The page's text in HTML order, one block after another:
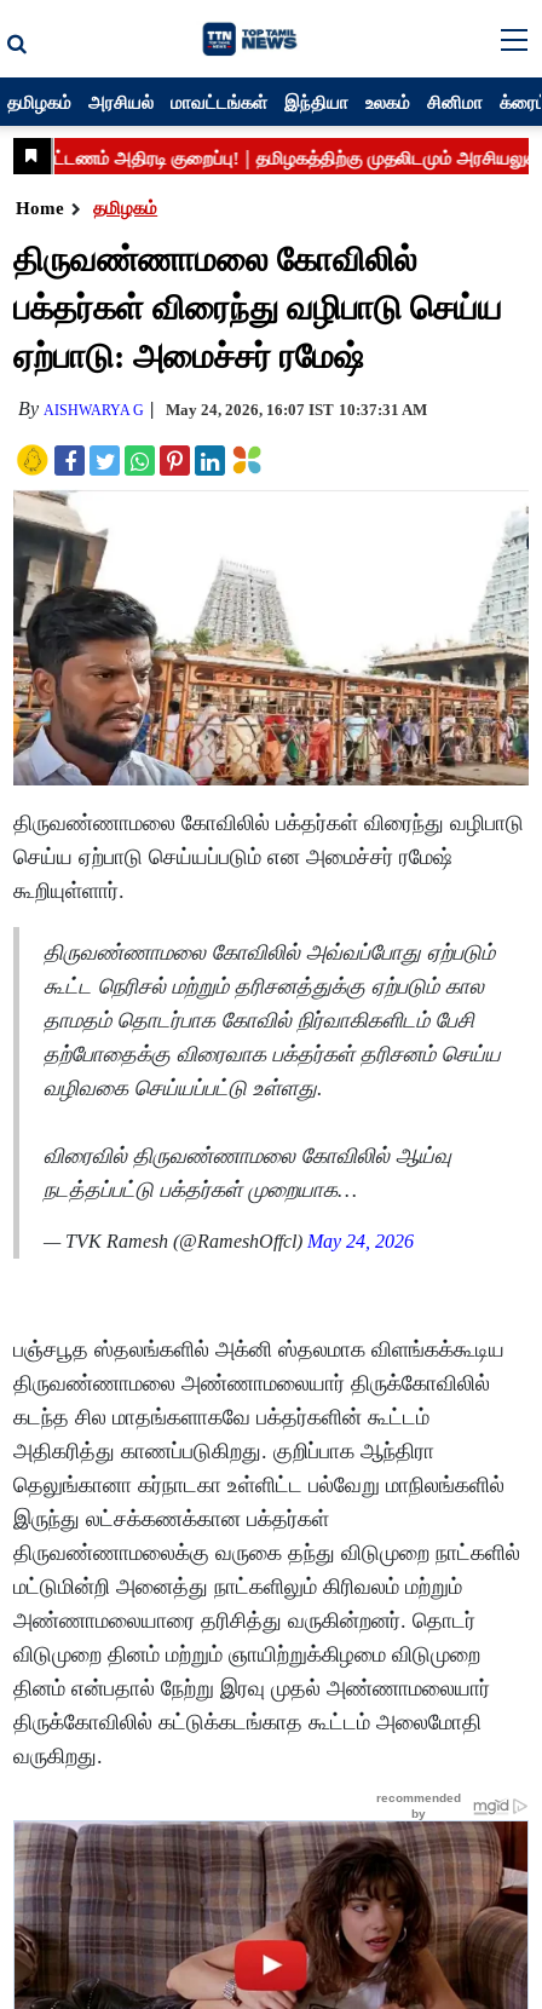
தமிழகம் அரசியல் மாவட்டங்கள் இந்தியா உலகம் சினிமா
Home தமிழகம்
திருவண்ணாமலை கோவிலில்
பக்தர்கள் விரைந்து வழிபாடு செய்ய
ஏற்பாடு: அமைச்சர் ரமேஷ்
By AISHWARYA G May 24, 2026, 16:07 IST 10:37:31 AM
திருவண்ணாமலை கோவிலில் பக்தர்கள் விரைந்து வழிபாடு
செய்ய ஏற்பாடு செய்யப்படும் என அமைச்சர் ரமேஷ்
கூறியுள்ளார்.
திருவண்ணாமலை கோவிலில் அவ்வப்போது ஏற்படும்
கூட்ட நெரிசல் மற்றும் தரிசனத்துக்கு ஏற்படும் கால
தாமதம் தொடர்பாக கோவில் நிர்வாகிகளிடம் பேசி
தற்போதைக்கு விரைவாக பக்தர்கள் தரிசனம் செய்ய
வழிவகை செய்யப்பட்டு உள்ளது.
விரைவில் திருவண்ணாமலை கோவிலில் ஆய்வு
நடத்தப்பட்டு பக்தர்கள் முறையாக…
— TVK Ramesh (@RameshOffcl) May 24, 2026
பஞ்சபூத ஸ்தலங்களில் அக்னி ஸ்தலமாக விளங்கக்கூடிய
திருவண்ணாமலை அண்ணாமலையார் திருக்கோவிலில்
கடந்த சில மாதங்களாகவே பக்தர்களின் கூட்டம்
அதிகரித்து காணப்படுகிறது. குறிப்பாக ஆந்திரா
தெலுங்கானா கர்நாடகா உள்ளிட்ட பல்வேறு மாநிலங்களில்
இருந்து லட்சக்கணக்கான பக்தர்கள்
திருவண்ணாமலைக்கு வருகை தந்து விடுமுறை நாட்களில்
மட்டுமின்றி அனைத்து நாட்களிலும் கிரிவலம் மற்றும்
அண்ணாமலையாரை தரிசித்து வருகின்றனர். தொடர்
விடுமுறை தினம் மற்றும் ஞாயிற்றுக்கிழமை விடுமுறை
தினம் என்பதால் நேற்று இரவு முதல் அண்ணாமலையார்
திருக்கோவிலில் கட்டுக்கடங்காத கூட்டம் அலைமோதி
வருகிறது.